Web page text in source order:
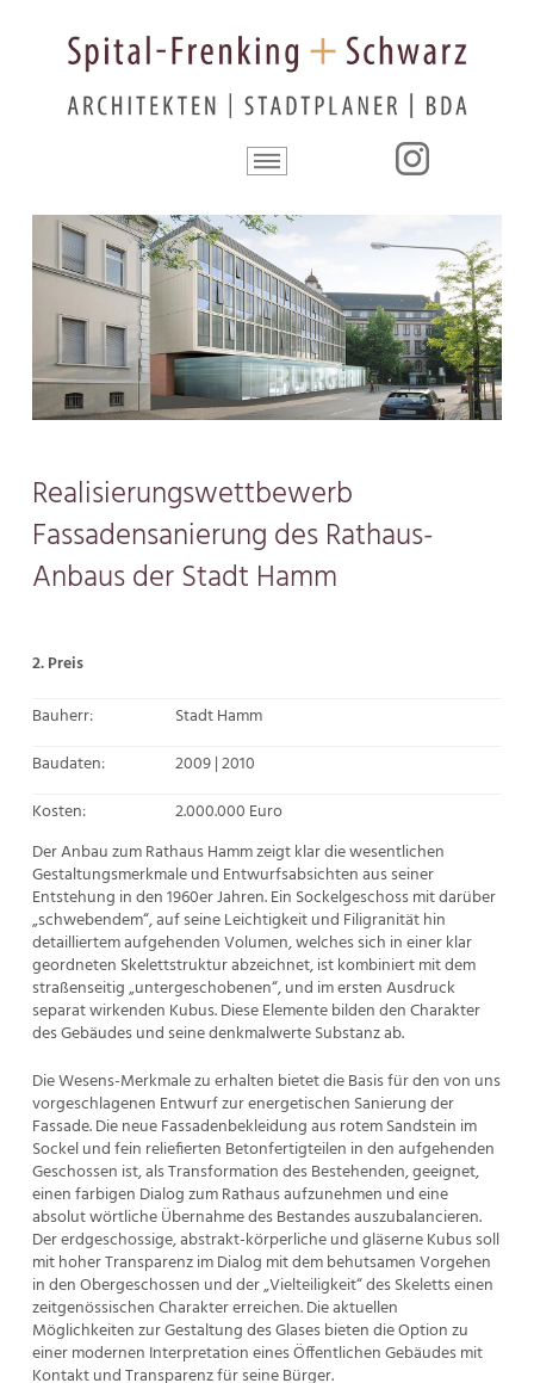
Realisierungswettbewerb
Fassadensanierung des Rathaus-
Anbaus der Stadt Hamm
2. Preis
Bauherr:
Stadt Hamm
Baudaten:
2009 | 2010
Kosten:
2.000.000 Euro
Der Anbau zum Rathaus Hamm zeigt klar die wesentlichen
Gestaltungsmerkmale und Entwurfsabsichten aus seiner
Entstehung in den 1960er Jahren. Ein Sockelgeschoss mit darüber
„schwebendem“, auf seine Leichtigkeit und Filigranität hin
detailliertem aufgehenden Volumen, welches sich in einer klar
geordneten Skelettstruktur abzeichnet, ist kombiniert mit dem
straßenseitig „untergeschobenen“, und im ersten Ausdruck
separat wirkenden Kubus. Diese Elemente bilden den Charakter
des Gebäudes und seine denkmalwerte Substanz ab.
Die Wesens-Merkmale zu erhalten bietet die Basis für den von uns
vorgeschlagenen Entwurf zur energetischen Sanierung der
Fassade. Die neue Fassadenbekleidung aus rotem Sandstein im
Sockel und fein reliefierten Betonfertigteilen in den aufgehenden
Geschossen ist, als Transformation des Bestehenden, geeignet,
einen farbigen Dialog zum Rathaus aufzunehmen und eine
absolut wörtliche Übernahme des Bestandes auszubalancieren.
Der erdgeschossige, abstrakt-körperliche und gläserne Kubus soll
mit hoher Transparenz im Dialog mit dem behutsamen Vorgehen
in den Obergeschossen und der „Vielteiligkeit“ des Skeletts einen
zeitgenössischen Charakter erreichen. Die aktuellen
Möglichkeiten zur Gestaltung des Glases bieten die Option zu
einer modernen Interpretation eines Öffentlichen Gebäudes mit
Kontakt und Transparenz für seine Bürger.